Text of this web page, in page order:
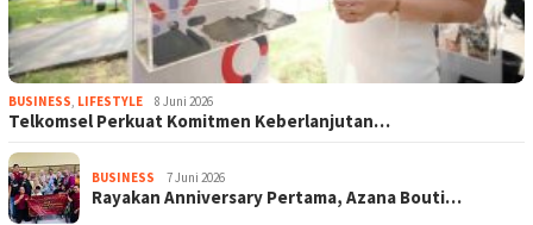
BUSINESS LIFESTYLE 8 Juni 2026
Telkomsel Perkuat Komitmen Keberlanjutan…
BUSINESS 7 Juni 2026
Rayakan Anniversary Pertama, Azana Bouti…